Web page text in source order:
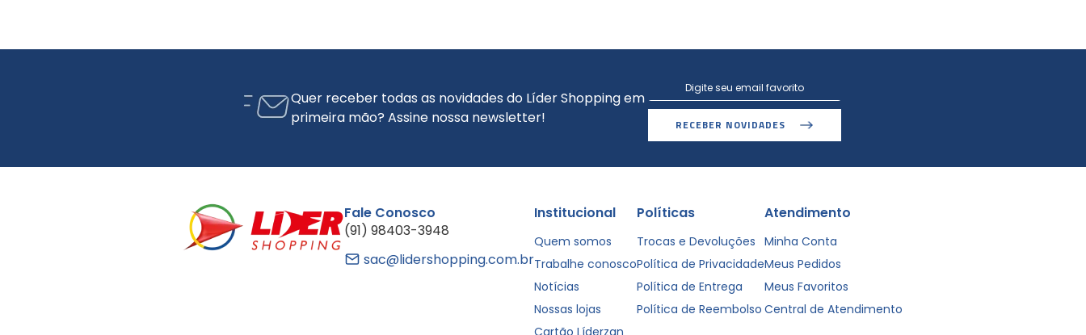
Quer receber todas as novidades do Líder Shopping em
primeira mão? Assine nossa newsletter!
RECEBER NOVIDADES
Fale Conosco
(91) 98403-3948
sac@lidershopping.com.br
Institucional
Quem somos
Trabalhe conosco
Notícias
Nossas lojas
Cartão Líderzan
Políticas
Trocas e Devoluções
Política de Privacidade
Política de Entrega
Política de Reembolso
Atendimento
Minha Conta
Meus Pedidos
Meus Favoritos
Central de Atendimento